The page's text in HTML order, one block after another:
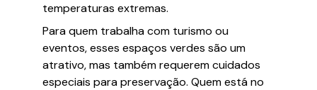
temperaturas extremas.
Para quem trabalha com turismo ou
eventos, esses espaços verdes são um
atrativo, mas também requerem cuidados
especiais para preservação. Quem está no